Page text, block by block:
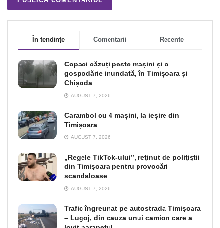
În tendințe Comentarii Recente
Copaci căzuți peste mașini și o
gospodărie inundată, în Timișoara și
Chișoda
AUGUST 7, 2026
Carambol cu 4 mașini, la ieșire din
Timișoara
AUGUST 7, 2026
„Regele TikTok-ului”, reţinut de poliţiştii
din Timişoara pentru provocări
scandaloase
AUGUST 7, 2026
Trafic îngreunat pe autostrada Timişoara
– Lugoj, din cauza unui camion care a